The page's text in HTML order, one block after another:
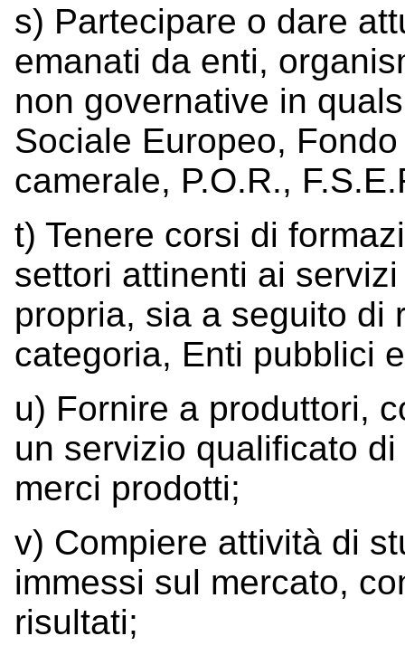
s) Partecipare o dare
emanati da enti,
non governative in
Sociale Europeo,
camerale, P.O.R.,
t) Tenere corsi di
settori attinenti ai
propria, sia a seguito di
categoria, Enti pubblici
u) Fornire a produttori,
un servizio qualificato
merci prodotti;
v) Compiere attività di
immessi sul mercato,
risultati;